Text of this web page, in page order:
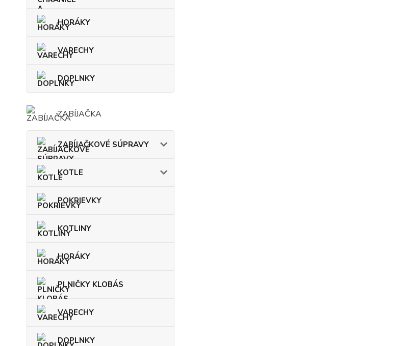
HORÁKY
VARECHY
DOPLNKY
ZABÍJAČKA
ZABÍJAČKOVÉ SÚPRAVY
KOTLE
POKRIEVKY
KOTLINY
HORÁKY
PLNIČKY KLOBÁS
VARECHY
DOPLNKY